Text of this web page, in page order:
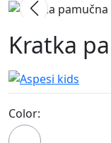
Kratka
Color: